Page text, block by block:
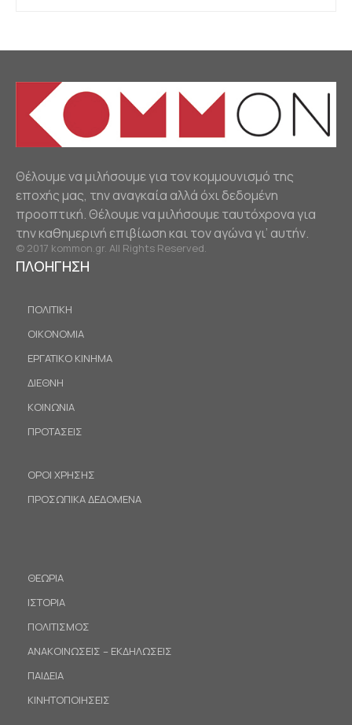
Θέλουμε να μιλήσουμε για τον κομμουνισμό της
εποχής μας, την αναγκαία αλλά όχι δεδομένη
προοπτική. Θέλουμε να μιλήσουμε ταυτόχρονα για
την καθημερινή επιβίωση και τον αγώνα γι’ αυτήν.
© 2017 kommon.gr. All Rights Reserved.
ΠΛΟΗΓΗΣΗ
ΠΟΛΙΤΙΚΗ
ΟΙΚΟΝΟΜΙΑ
ΕΡΓΑΤΙΚΟ ΚΙΝΗΜΑ
ΔΙΕΘΝΗ
ΚΟΙΝΩΝΙΑ
ΠΡΟΤΑΣΕΙΣ
ΟΡΟΙ ΧΡΗΣΗΣ
ΠΡΟΣΩΠΙΚΑ ΔΕΔΟΜΕΝΑ
ΘΕΩΡΙΑ
ΙΣΤΟΡΙΑ
ΠΟΛΙΤΙΣΜΟΣ
ΑΝΑΚΟΙΝΩΣΕΙΣ – ΕΚΔΗΛΩΣΕΙΣ
ΠΑΙΔΕΙΑ
ΚΙΝΗΤΟΠΟΙΗΣΕΙΣ